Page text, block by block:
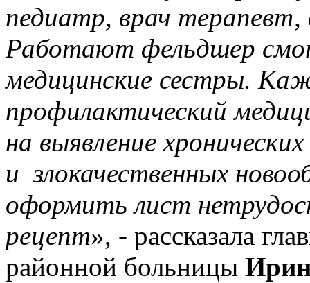
педиатр, врач
Работают фельдшер
медицинские сестры.
профилактический
на выявление
и злокачественных
оформить лист
рецепт», - рассказала
районной больницы